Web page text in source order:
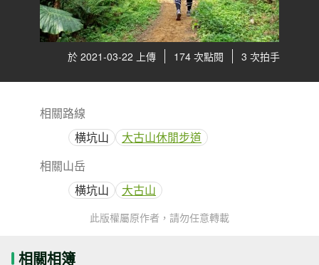
於 2021-03-22 上傳 174 次點閱 3 次拍手
相關路線
横坑山
大古山休閒步道
相關山岳
横坑山
大古山
此版權屬原作者，請勿任意轉載
相關相簿